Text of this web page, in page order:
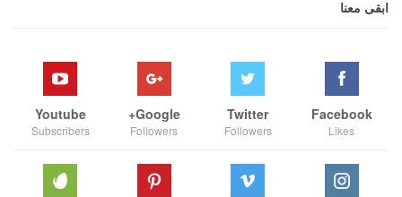
ابقى معنا
Facebook
Likes
Twitter
Followers
Google+
Followers
Youtube
Subscribers